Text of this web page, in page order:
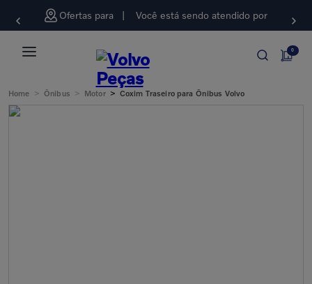
Ofertas para Você está sendo atendido por
0
Home > Ônibus > Motor > Coxim Traseiro para Ônibus Volvo